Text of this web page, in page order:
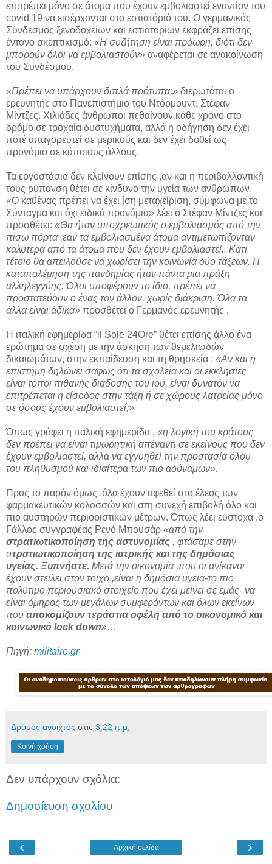
επιτρέπει μόνο σε άτομα που έχουν εμβολιαστεί εναντίον του
covid 19 να εισέρχονται στο εστιατόριό του. Ο γερμανικός
Σύνδεσμος ξενοδοχείων και εστιατορίων εκφράζει επίσης
έντονο σκεπτικισμό: «Η συζήτηση είναι πρόωρη, διότι δεν
μπορούν όλοι να εμβολιαστούν» αναφέρεται σε ανακοίνωση
του Συνδέσμου.
«Πρέπει να υπάρχουν διπλά πρότυπα;» διερωτάται ο
ερευνητής στο Πανεπιστήμιο του Ντόρμουντ, Στέφαν
Μίντζες. Χιλιάδες άνθρωποι πεθαίνουν κάθε χρόνο στο
δρόμο σε τροχαία δυστυχήματα, αλλά η οδήγηση δεν έχει
ποτέ απαγορευτεί σε μερικούς και δεν έχει δοθεί ως
προνόμιο σε κάποιους άλλους.
Τα εργοστάσια δεν κλείνουν επίσης ,αν και η περιβαλλοντική
τους ρύπανση θέτει σε κίνδυνο την υγεία των ανθρώπων.
«Ο καθένας πρέπει να έχει ίση μεταχείριση, σύμφωνα με το
Σύνταγμα και όχι ειδικά προνόμια» λέει ο Στέφαν Μίντζες και
προσθέτει: «Θα ήταν υποχρεωτικός ο εμβολιασμός από την
πίσω πόρτα ,εάν τα εμβολιασμένα άτομα αντιμετωπίζονταν
καλύτερα από τα άτομα που δεν έχουν εμβολιαστεί.. Κάτι
τέτοιο θα απειλούσε να χωρίσει την κοινωνία δύο τάξεων. Η
καταπολέμηση της πανδημίας ήταν πάντα μια πράξη
αλληλεγγύης. Όλοι υποφέρουν το ίδιο, πρέπει να
προστατεύουν ο ένας τον άλλον, χωρίς διάκριση. Όλα τα
άλλα είναι άδικα» προσθέτει ο Γερμανός ερευνητής .
Η ιταλική εφημερίδα “il Sole 24Ore” θέτει επίσης άλλο ένα
ερώτημα σε σχέση με την άσκηση των θεμελιωδών
δικαιωμάτων, στην εκπαίδευση και τη θρησκεία : «Αν και η
επιστήμη δηλώνει σαφώς ότι τα σχολεία και οι εκκλησίες
είναι τόποι πιθανής διάδοσης του ιού, είναι δυνατόν να
επιτρέπεται η είσοδος στην τάξη ή σε χώρους λατρείας μόνο
σε όσους έχουν εμβολιαστεί;»
Όπως γράφει η ιταλική εφημερίδα , «η λογική του κράτους
δεν πρέπει να είναι τιμωρητική απέναντι σε εκείνους που δεν
έχουν εμβολιαστεί, αλλά να εγγυηθεί την προστασία όλου
του πληθυσμού και ιδιαίτερα των πιο αδύναμων».
Προς το παρόν όμως ,όλα έχουν αφεθεί στο έλεος των
φαρμακευτικών κολοσσών και στη συνεχή επιβολή όλο και
πιο αυστηρών περιοριστικών μέτρων. Όπως λέει εύστοχα ,ο
Γάλλος συγγραφέας Ρενό Μπουσάρ «από την
στρατιωτικοποίηση της αστυνομίας , φτάσαμε στην
στρατιωτικοποίηση της ιατρικής και της δημόσιας
υγείας. Ξυπνήστε. Μετά την οικονομία ,που οι ανίκανοι
έχουν στείλει στον τοίχο ,είναι η δημόσια υγεία-το πιο
πολύτιμο περιουσιακό στοιχείο που έχει μείνει σε εμάς- να
είναι όμηρος των μεγάλων συμφερόντων και όλων εκείνων
που αποκομίζουν τεράστια οφέλη από το οικονομικό και
κοινωνικό lock down»…
Πηγή: militaire.gr
Δρόμος ανοιχτός στις 3:22 π.μ.
Κοινή χρήση
Δεν υπάρχουν σχόλια:
Δημοσίευση σχολίου
‹ ›
Αρχική σελίδα